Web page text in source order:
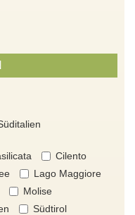
Cilento
Lago Maggiore
Molise
Südtirol